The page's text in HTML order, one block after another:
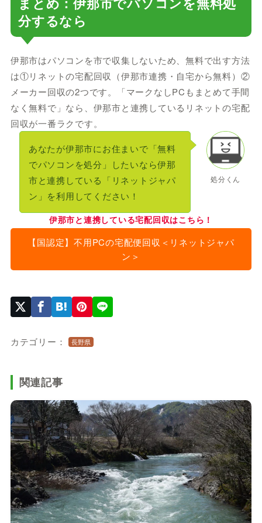
分するなら
伊那市はパソコンを市で収集しないため、無料で出す方法
は①リネットの宅配回収（伊那市連携・自宅から無料）②
メーカー回収の2つです。「マークなしPCもまとめて手間
なく無料で」なら、伊那市と連携しているリネットの宅配
回収が一番ラクです。
処分くん
あなたが伊那市にお住まいで「無料
でパソコンを処分」したいなら伊那
市と連携している「リネットジャパ
ン」を利用してください！
伊那市と連携している宅配回収はこちら！
【国認定】不用PCの宅配便回収＜リネットジャパ
ン＞
カテゴリー： 長野県
関連記事